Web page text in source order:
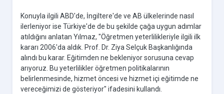
Konuyla ilgili ABD'de, İngiltere'de ve AB ülkelerinde nasıl
ilerleniyor ise Türkiye'de de bu şekilde çağa uygun adımlar
atıldığını anlatan Yılmaz, "Öğretmen yeterlilikleriyle ilgili ilk
kararı 2006'da aldık. Prof. Dr. Ziya Selçuk Başkanlığında
alındı bu karar. Eğitimden ne bekleniyor sorusuna cevap
arıyoruz. Bu yeterlilikler öğretmen politikalarının
belirlenmesinde, hizmet öncesi ve hizmet içi eğitimde ne
vereceğimizi de gösteriyor" ifadesini kullandı.